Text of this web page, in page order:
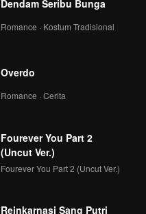
Dendam Seribu Bunga
Romance · Kostum Tradisional
Overdo
Romance · Cerita
Fourever You Part 2
(Uncut Ver.)
Fourever You Part 2 (Uncut Ver.)
Reinkarnasi Sang Putri